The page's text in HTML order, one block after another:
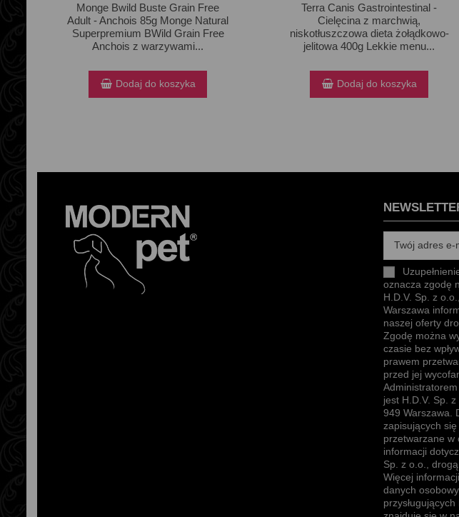
Monge Bwild Buste Grain Free
Adult - Anchois 85g Monge Natural
Superpremium BWild Grain Free
Anchois z warzywami...
Dodaj do koszyka
Terra Canis Gastrointestinal -
Cielęcina z marchwią,
niskotłuszczowa dieta żołądkowo-
jelitowa 400g Lekkie menu...
Dodaj do koszyka
oznacza zgodę
H.D.V. Sp. z
Warszawa
naszej oferty
Zgodę można
czasie bez
prawem
przed jej
jest H.D.V. Sp.
949 Warszawa.
zapisujących
przetwarzane w
informacji
Sp. z o.o.,
Więcej
danych